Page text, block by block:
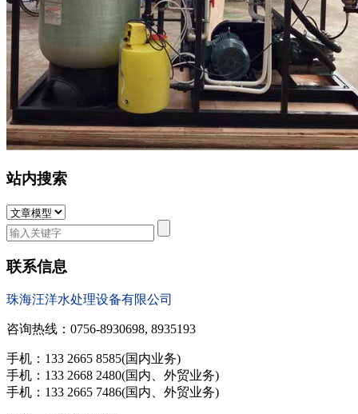
站内搜索
联系信息
珠海汪洋水处理设备有限公司
咨询热线：0756-8930698, 8935193
手机：133 2665 8585(国内业务)
手机：133 2668 2480(国内、外贸业务)
手机：133 2665 7486(国内、外贸业务)